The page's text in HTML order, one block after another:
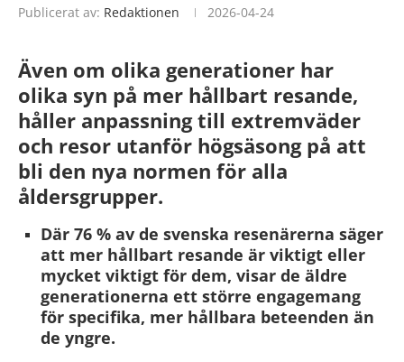
Publicerat av: Redaktionen 2026-04-24
Även om olika generationer har
olika syn på mer hållbart resande,
håller anpassning till extremväder
och resor utanför högsäsong på att
bli den nya normen för alla
åldersgrupper.
Där 76 % av de svenska resenärerna säger
att mer hållbart resande är viktigt eller
mycket viktigt för dem, visar de äldre
generationerna ett större engagemang
för specifika, mer hållbara beteenden än
de yngre.